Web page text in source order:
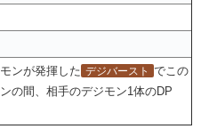
ンが発揮した デジバースト でこの
の間、相手のデジモン1体のDP